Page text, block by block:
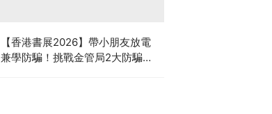
【香港書展2026】帶小朋友放電
兼學防騙！挑戰金管局2大防騙遊